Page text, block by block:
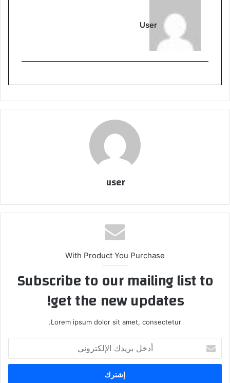
User
user
With Product You Purchase
Subscribe to our mailing list to
get the new updates!
Lorem ipsum dolor sit amet, consectetur.
بريدك
الإلكتروني